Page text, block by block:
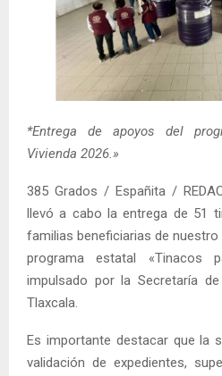
*Entrega de apoyos del
Vivienda 2026.»
385 Grados / Españita /
llevó a cabo la entrega de 51
familias beneficiarias de
programa estatal «Tinacos
impulsado por la Secretaría
Tlaxcala.
Es importante destacar que la
validación de expedientes,